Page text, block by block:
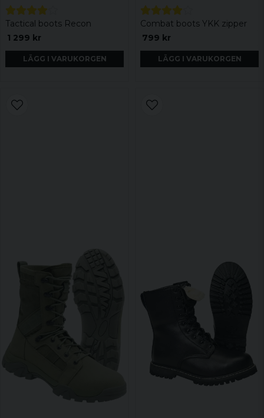
Tactical boots Recon
1 299 kr
LÄGG I VARUKORGEN
Combat boots YKK zipper
799 kr
LÄGG I VARUKORGEN